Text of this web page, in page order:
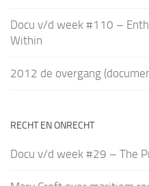
Docu v/d week #110 –
Within
2012 de overgang
RECHT EN ONRECHT
Docu v/d week #29 – The